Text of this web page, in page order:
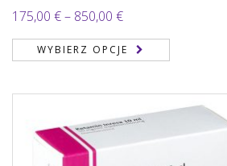
175,00 €– 850,00 €Zakres
cen:
od
do
850,00 €
WYBIERZ OPCJE